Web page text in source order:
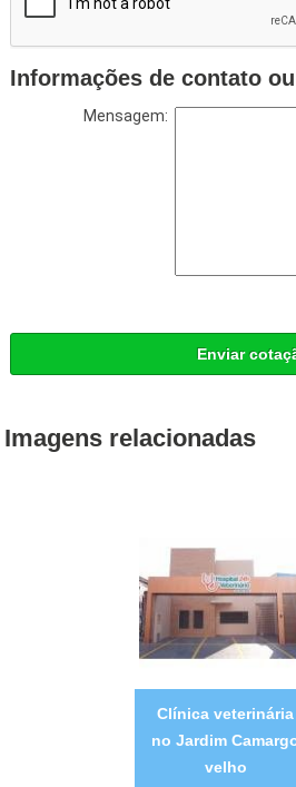
Informações de contato
Mensagem:
Enviar
Imagens relacionadas
Clínica veterinária
no Jardim
velho